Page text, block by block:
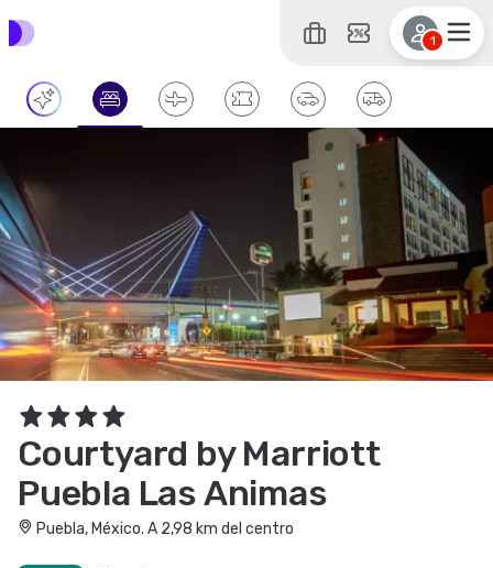
1
Courtyard by Marriott
Puebla Las Animas
Puebla, México. A 2,98 km del centro